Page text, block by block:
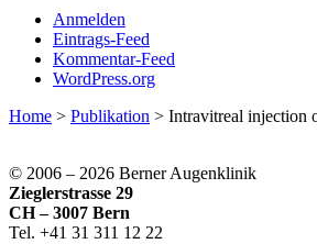
Anmelden
Eintrags-Feed
Kommentar-Feed
WordPress.org
Home > Publikation > Intravitreal injection
© 2006 – 2026 Berner Augenklinik
Zieglerstrasse 29
CH – 3007 Bern
Tel. +41 31 311 12 22